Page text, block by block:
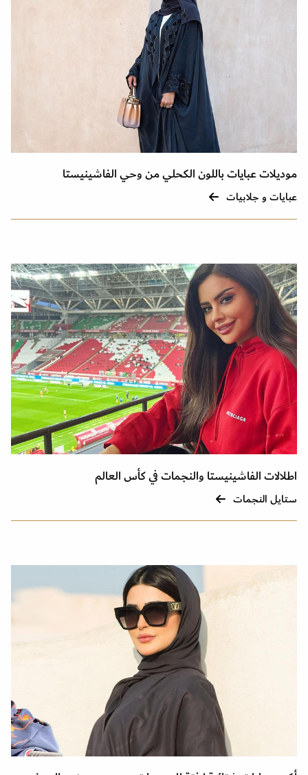
موديلات عبايات باللون الكحلي من وحي الفاشينيستا
عبايات و جلابيات
اطلالات الفاشينيستا والنجمات في كأس العالم
ستايل النجمات